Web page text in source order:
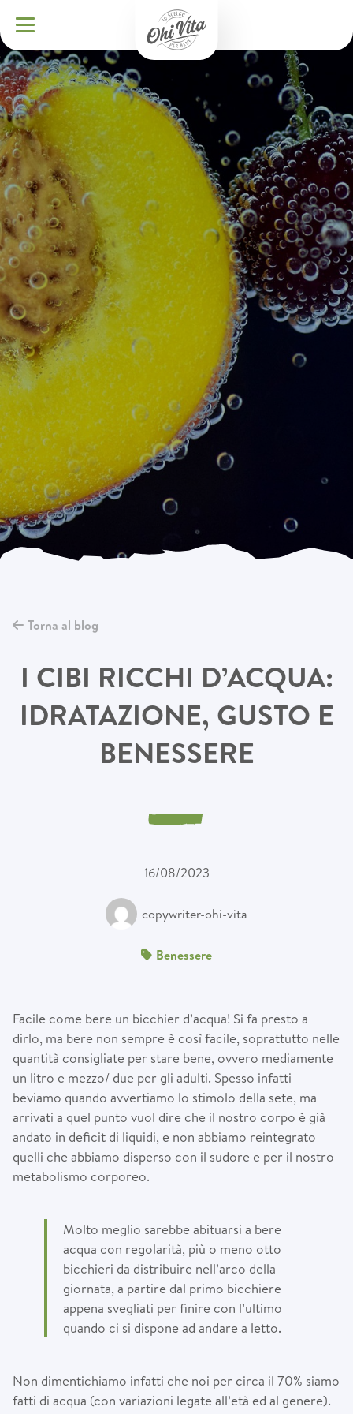
Torna al blog
I CIBI RICCHI D’ACQUA:
IDRATAZIONE, GUSTO E
BENESSERE
16/08/2023
copywriter-ohi-vita
Benessere
Facile come bere un bicchier d’acqua! Si fa presto a
dirlo, ma bere non sempre è così facile, soprattutto nelle
quantità consigliate per stare bene, ovvero mediamente
un litro e mezzo/ due per gli adulti. Spesso infatti
beviamo quando avvertiamo lo stimolo della sete, ma
arrivati a quel punto vuol dire che il nostro corpo è già
andato in deficit di liquidi, e non abbiamo reintegrato
quelli che abbiamo disperso con il sudore e per il nostro
metabolismo corporeo.
Molto meglio sarebbe abituarsi a bere
acqua con regolarità, più o meno otto
bicchieri da distribuire nell’arco della
giornata, a partire dal primo bicchiere
appena svegliati per finire con l’ultimo
quando ci si dispone ad andare a letto.
Non dimentichiamo infatti che noi per circa il 70% siamo
fatti di acqua (con variazioni legate all’età ed al genere).